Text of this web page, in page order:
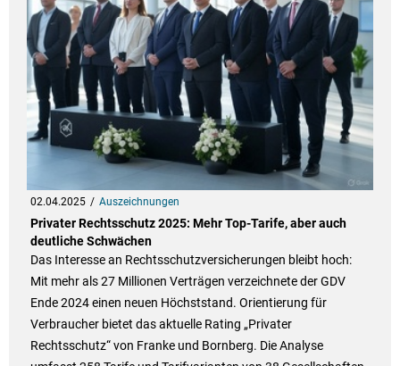
02.04.2025 Auszeichnungen
Privater Rechtsschutz 2025: Mehr Top-Tarife, aber auch
deutliche Schwächen
Das Interesse an Rechtsschutzversicherungen bleibt hoch:
Mit mehr als 27 Millionen Verträgen verzeichnete der GDV
Ende 2024 einen neuen Höchststand. Orientierung für
Verbraucher bietet das aktuelle Rating „Privater
Rechtsschutz“ von Franke und Bornberg. Die Analyse